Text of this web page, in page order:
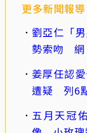
更多新聞報導
劉亞仁「
勢索吻 網
姜厚任認
遭疑 列6
五月天冠